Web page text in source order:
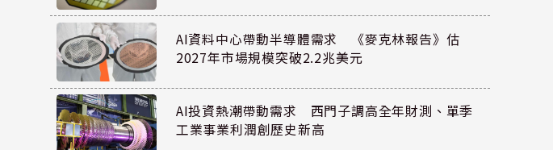
AI資料中心帶動半導體需求 《麥克林報告》估
2027年市場規模突破2.2兆美元
AI投資熱潮帶動需求 西門子調高全年財測、單季
工業事業利潤創歷史新高